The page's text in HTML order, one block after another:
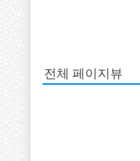
전체 페이지뷰